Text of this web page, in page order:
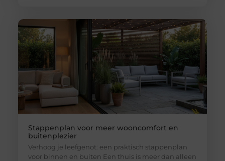
Stappenplan voor meer wooncomfort en
buitenplezier
Verhoog je leefgenot: een praktisch stappenplan
voor binnen en buiten Een thuis is meer dan alleen